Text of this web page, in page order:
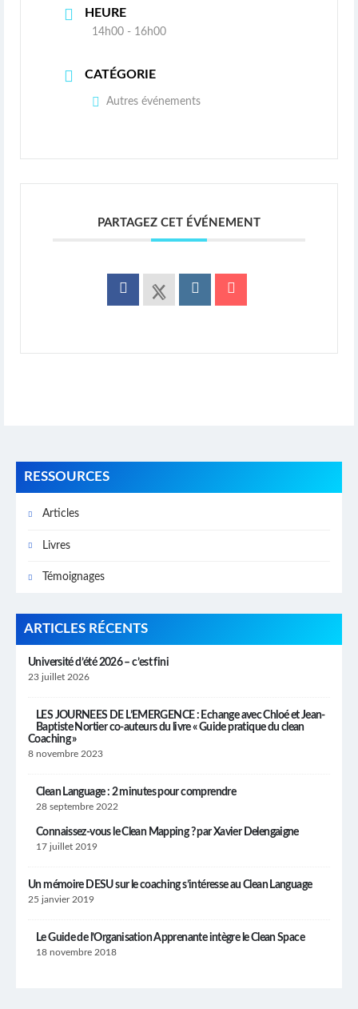
HEURE
14h00 - 16h00
CATÉGORIE
Autres événements
PARTAGEZ CET ÉVÉNEMENT
RESSOURCES
Articles
Livres
Témoignages
ARTICLES RÉCENTS
Université d’été 2026 – c’est fini
23 juillet 2026
LES JOURNEES DE L’EMERGENCE : Echange avec Chloé et Jean-
Baptiste Nortier co-auteurs du livre « Guide pratique du clean
Coaching »
8 novembre 2023
Clean Language : 2 minutes pour comprendre
28 septembre 2022
Connaissez-vous le Clean Mapping ? par Xavier Delengaigne
17 juillet 2019
Un mémoire DESU sur le coaching s’intéresse au Clean Language
25 janvier 2019
Le Guide de l’Organisation Apprenante intègre le Clean Space
18 novembre 2018